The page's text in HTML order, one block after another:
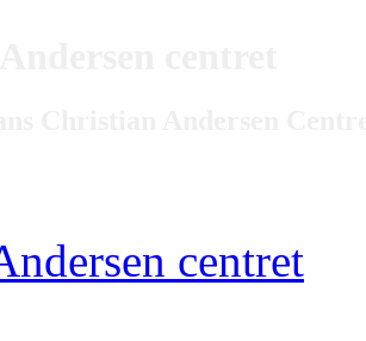
centret